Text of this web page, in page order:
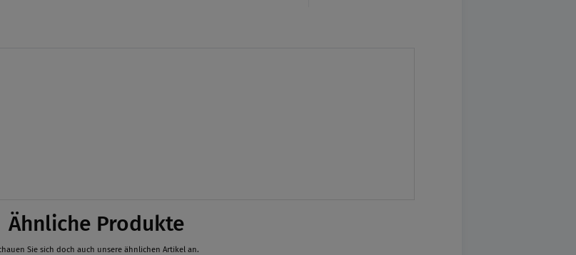
Ähnliche Produkte
Sie sich doch auch unsere ähnlichen Artikel an.